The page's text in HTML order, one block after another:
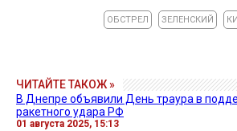
ОБСТРЕЛ ЗЕЛЕНСКИЙ
ЧИТАЙТЕ ТАКОЖ »
В Днепре объявили День траура в
ракетного удара РФ
01 августа 2025, 15:13